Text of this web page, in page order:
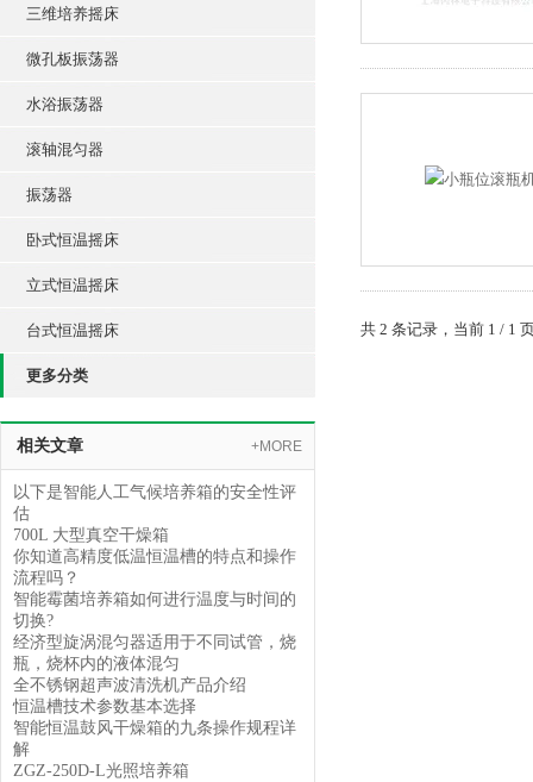
三维培养摇床
微孔板振荡器
水浴振荡器
滚轴混匀器
振荡器
卧式恒温摇床
立式恒温摇床
台式恒温摇床
更多分类
相关文章 +MORE
以下是智能人工气候培养箱的安全性评
估
700L 大型真空干燥箱
你知道高精度低温恒温槽的特点和操作
流程吗？
智能霉菌培养箱如何进行温度与时间的
切换?
经济型旋涡混匀器适用于不同试管，烧
瓶，烧杯内的液体混匀
全不锈钢超声波清洗机产品介绍
恒温槽技术参数基本选择
智能恒温鼓风干燥箱的九条操作规程详
解
ZGZ-250D-L光照培养箱
共 2 条记录，当前 1 / 1